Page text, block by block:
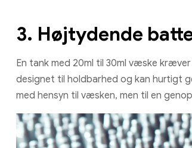
3. Højtydende
En tank med 20ml til 30ml væske
designet til holdbarhed og kan hurtigt
med hensyn til væsken, men til en